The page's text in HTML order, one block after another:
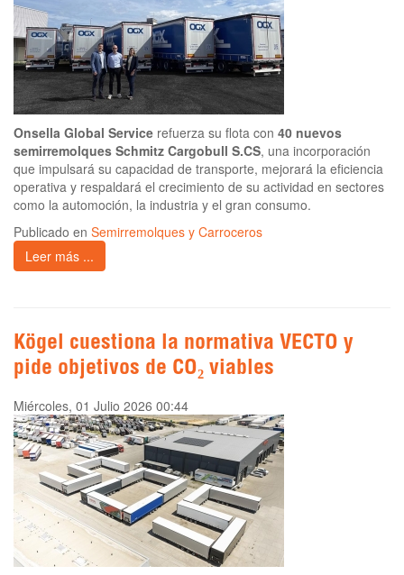
Onsella Global Service refuerza su flota con 40 nuevos
semirremolques Schmitz Cargobull S.CS, una incorporación
que impulsará su capacidad de transporte, mejorará la eficiencia
operativa y respaldará el crecimiento de su actividad en sectores
como la automoción, la industria y el gran consumo.
Publicado en Semirremolques y Carroceros
Leer más ...
Kögel cuestiona la normativa VECTO y
pide objetivos de CO₂ viables
Miércoles, 01 Julio 2026 00:44